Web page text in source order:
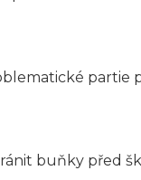
partie
buňky před